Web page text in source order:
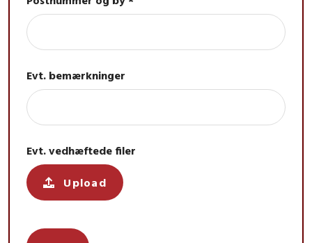
Evt. bemærkninger
Evt. vedhæftede filer
Upload